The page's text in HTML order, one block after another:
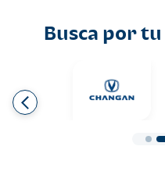
Busca por tu